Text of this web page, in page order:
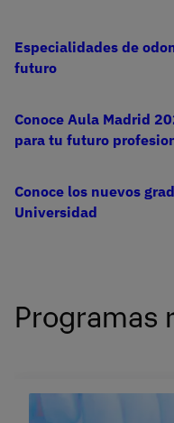
Especialidades de
futuro
Conoce Aula Madrid
para tu futuro
Conoce los nuevos
Universidad
Programas